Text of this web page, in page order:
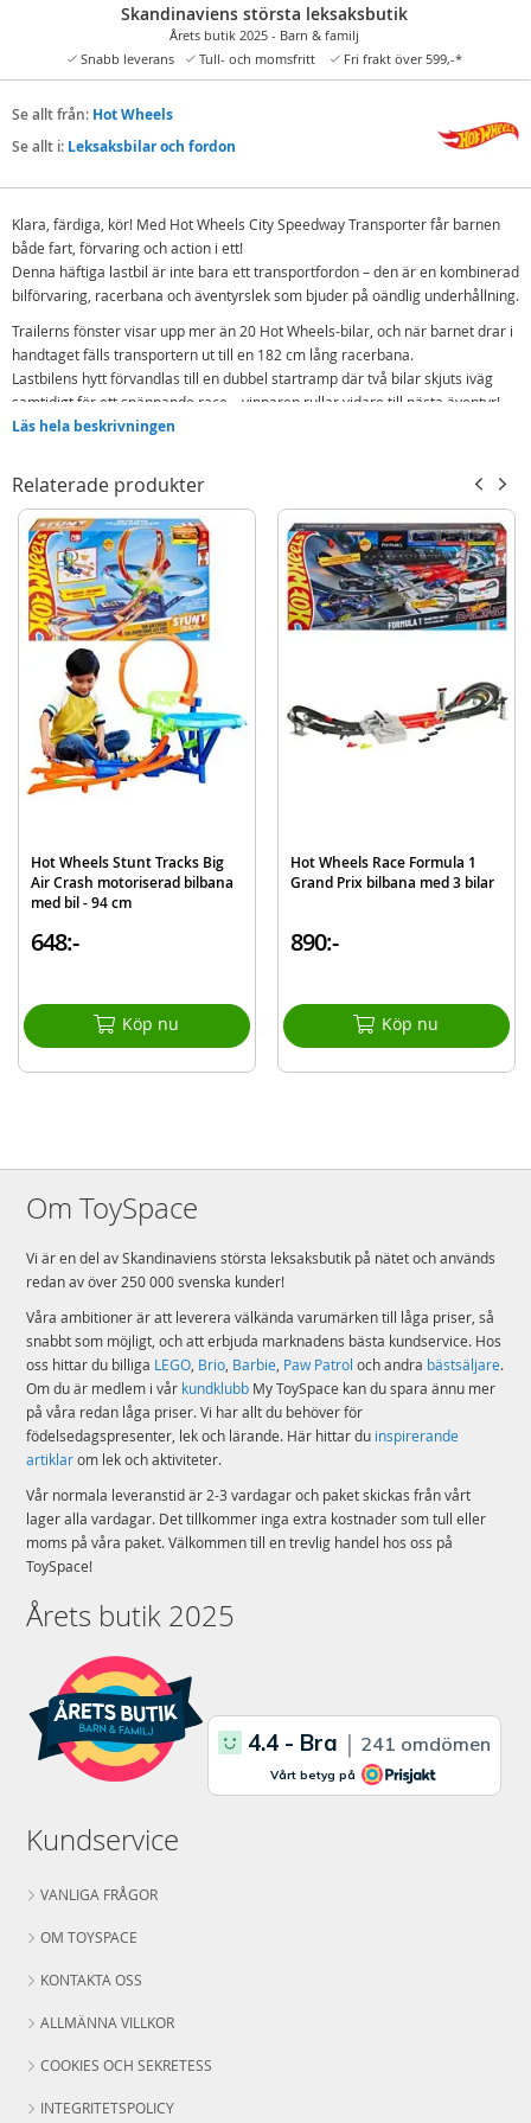
Skandinaviens största leksaksbutik
Årets butik 2025 - Barn & familj
Snabb leverans
Tull- och momsfritt Fri frakt över 599,-*
Se allt från: Hot Wheels
Se allt i: Leksaksbilar och fordon
Klara, färdiga, kör! Med Hot Wheels City Speedway Transporter får barnen
både fart, förvaring och action i ett!
Denna häftiga lastbil är inte bara ett transportfordon – den är en kombinerad
bilförvaring, racerbana och äventyrslek som bjuder på oändlig underhållning.
Trailerns fönster visar upp mer än 20 Hot Wheels-bilar, och när barnet drar i
handtaget fälls transportern ut till en 182 cm lång racerbana.
Lastbilens hytt förvandlas till en dubbel startramp där två bilar skjuts iväg
samtidigt för ett spännande race – vinnaren rullar vidare till nästa äventyr!
Banans delar kan kopplas ihop med andra Hot Wheels City-set (säljs separat)
Setet innehåller tre Hot Wheels metallbilar i 1:64-skala och har plats för
ytterligare 19 bilar – perfekt för små fartälskare från 4 år och uppåt!
Innehåll:
1 Hot Wheels transporter och racingbana
3 Hot Wheels metallbilar
Detaljer:
Mått: ca. 21 x 46 x 9 cm (HxBxD)
Längd på bilbana: 182 cm
Skala bilar: 1:64
Ålder: från 4 år
EAN 887961925203
Varumärke
Läs hela beskrivningen
Relaterade produkter
Hot Wheels Stunt Tracks Big
Air Crash motoriserad bilbana
med bil - 94 cm
648:-
Köp nu
Hot Wheels Race Formula 1
Grand Prix bilbana med 3 bilar
890:-
Köp nu
Om ToySpace
Vi är en del av Skandinaviens största leksaksbutik på nätet och används
redan av över 250 000 svenska kunder!
Våra ambitioner är att leverera välkända varumärken till låga priser, så
snabbt som möjligt, och att erbjuda marknadens bästa kundservice. Hos
oss hittar du billiga LEGO, Brio, Barbie, Paw Patrol och andra bästsäljare.
Om du är medlem i vår kundklubb My ToySpace kan du spara ännu mer
på våra redan låga priser. Vi har allt du behöver för
födelsedagspresenter, lek och lärande. Här hittar du inspirerande
artiklarom lek och aktiviteter.
Vår normala leveranstid är 2-3 vardagar och paket skickas från vårt
lager alla vardagar. Det tillkommer inga extra kostnader som tull eller
moms på våra paket. Välkommen till en trevlig handel hos oss på
ToySpace!
Årets butik 2025
Kundservice
VANLIGA FRÅGOR
OM TOYSPACE
KONTAKTA OSS
ALLMÄNNA VILLKOR
COOKIES OCH SEKRETESS
INTEGRITETSPOLICY